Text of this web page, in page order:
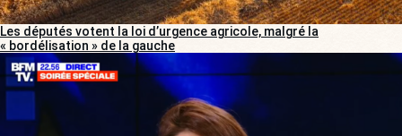
Les députés votent la loi d’urgence agricole, malgré la
« bordélisation » de la gauche